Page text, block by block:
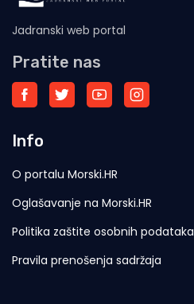
Jadranski web portal
Pratite nas
Info
O portalu Morski.HR
Oglašavanje na Morski.HR
Politika zaštite osobnih podataka
Pravila prenošenja sadržaja